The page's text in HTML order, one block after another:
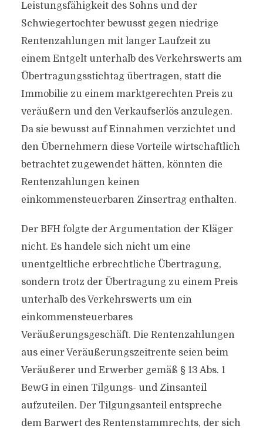
Leistungsfähigkeit des Sohns und der
Schwiegertochter bewusst gegen niedrige
Rentenzahlungen mit langer Laufzeit zu
einem Entgelt unterhalb des Verkehrswerts am
Übertragungsstichtag übertragen, statt die
Immobilie zu einem marktgerechten Preis zu
veräußern und den Verkaufserlös anzulegen.
Da sie bewusst auf Einnahmen verzichtet und
den Übernehmern diese Vorteile wirtschaftlich
betrachtet zugewendet hätten, könnten die
Rentenzahlungen keinen
einkommensteuerbaren Zinsertrag enthalten.
Der BFH folgte der Argumentation der Kläger
nicht. Es handele sich nicht um eine
unentgeltliche erbrechtliche Übertragung,
sondern trotz der Übertragung zu einem Preis
unterhalb des Verkehrswerts um ein
einkommensteuerbares
Veräußerungsgeschäft. Die Rentenzahlungen
aus einer Veräußerungszeitrente seien beim
Veräußerer und Erwerber gemäß § 13 Abs. 1
BewG in einen Tilgungs- und Zinsanteil
aufzuteilen. Der Tilgungsanteil entspreche
dem Barwert des Rentenstammrechts, der sich